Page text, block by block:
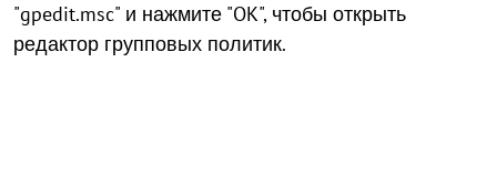
"gpedit.msc" и нажмите "OK", чтобы открыть
редактор групповых политик.